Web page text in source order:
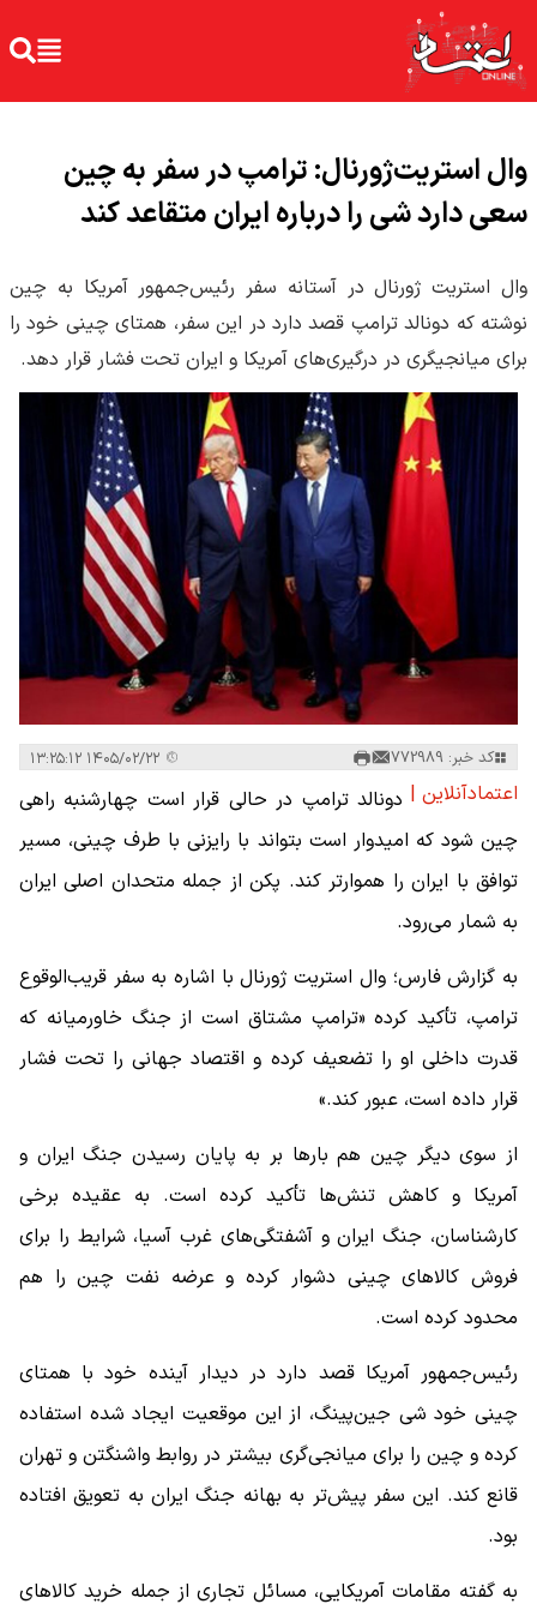
وال استریت‌ژورنال: ترامپ در سفر به چین
سعی دارد شی را درباره ایران متقاعد کند
وال استریت ژورنال در آستانه سفر رئیس‌جمهور آمریکا به چین
نوشته که دونالد ترامپ قصد دارد در این سفر، همتای چینی خود را
برای میانجیگری در درگیری‌های آمریکا و ایران تحت فشار قرار دهد.
کد خبر: 772989
اعتمادآنلاین | دونالد ترامپ در حالی قرار است چهارشنبه راهی
چین شود که امیدوار است بتواند با رایزنی با طرف چینی، مسیر
توافق با ایران را هموارتر کند. پکن از جمله متحدان اصلی ایران
به شمار می‌رود.
به گزارش فارس؛ وال استریت ژورنال با اشاره به سفر قریب‌الوقوع
ترامپ، تأکید کرده «ترامپ مشتاق است از جنگ خاورمیانه که
قدرت داخلی او را تضعیف کرده و اقتصاد جهانی را تحت فشار
قرار داده است، عبور کند.»
از سوی دیگر چین هم بارها بر به پایان رسیدن جنگ ایران و
آمریکا و کاهش تنش‌ها تأکید کرده است. به عقیده برخی
کارشناسان، جنگ ایران و آشفتگی‌های غرب آسیا، شرایط را برای
فروش کالاهای چینی دشوار کرده و عرضه نفت چین را هم
محدود کرده است.
رئیس‌جمهور آمریکا قصد دارد در دیدار آینده خود با همتای
چینی خود شی جین‌پینگ، از این موقعیت ایجاد شده استفاده
کرده و چین را برای میانجی‌گری بیشتر در روابط واشنگتن و تهران
قانع کند. این سفر پیش‌تر به بهانه جنگ ایران به تعویق افتاده
بود.
به گفته مقامات آمریکایی، مسائل تجاری از جمله خرید کالاهای